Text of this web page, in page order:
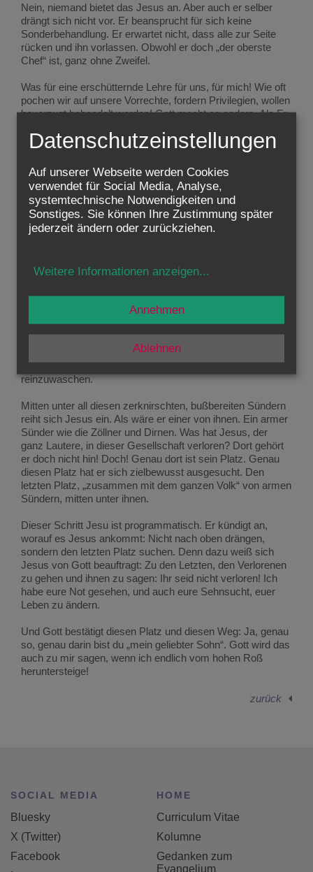
Nein, niemand bietet das Jesus an. Aber auch er selber
drängt sich nicht vor. Er beansprucht für sich keine
Sonderbehandlung. Er erwartet nicht, dass alle zur Seite
rücken und ihn vorlassen. Obwohl er doch „der oberste
Chef“ ist, ganz ohne Zweifel.
Was für eine erschütternde Lehre für uns, für mich! Wie oft
pochen wir auf unsere Vorrechte, fordern Privilegien, wollen
bevorzugt behandelt werden! Gott macht es anders. Als Er
in Menschengestalt, nicht als Kaiser oder König, als Star
oder Machthaber, sondern wirklich als einer von uns ist Er
gekommen. Und hat so unter uns gelebt.
Für mich ist dieses „zusammen mit dem ganzen Volk“ eine
gewaltige Ansage: Jesus will nicht abgesondert vom Volk in
der „Sonderklasse“ leben (und sterben). Er kam wirklich
ganz zu uns.
dass Jesus sich offensichtlich ganz bewusst mitten unter
wegen Zahnweh oder um einen tollen Guru zu sehen. Sie
kamen, weil Johannes sie mit seinen Worten so aufgerüttelt
und erschüttert hatte, dass sie scharenweise zu ihm
Die Leute bekannten ihre Sünden und Johannes tauchte sie
in den Jordan, um sie symbolisch von ihren Sünden
reinzuwaschen.
Mitten unter all diesen zerknirschten, bußbereiten Sündern
reiht sich Jesus ein. Als wäre er einer von ihnen. Ein armer
Sünder wie die Zöllner und Dirnen. Was hat Jesus, der
ganz Lautere, in dieser Gesellschaft verloren? Dort gehört
er doch nicht hin! Doch! Genau dort ist sein Platz. Genau
diesen Platz hat er sich zielbewusst ausgesucht. Den
letzten Platz, „zusammen mit dem ganzen Volk“ von armen
Sündern, mitten unter ihnen.
Dieser Schritt Jesu ist programmatisch. Er kündigt an,
worauf es Jesus ankommt: Nicht nach oben drängen,
sondern den letzten Platz suchen. Denn dazu weiß sich
Jesus von Gott beauftragt: Zu den Letzten, den Verlorenen
zu gehen und ihnen zu sagen: Ihr seid nicht verloren! Ich
habe eure Not gesehen, und auch eure Sehnsucht, euer
Leben zu ändern.
Und Gott bestätigt diesen Platz und diesen Weg: Ja, genau
so, genau darin bist du „mein geliebter Sohn“. Gott wird das
auch zu mir sagen, wenn ich endlich vom hohen Roß
heruntersteige!
zurück
SOCIAL MEDIA
Bluesky
X (Twitter)
Facebook
HOME
Curriculum Vitae
Kolumne
Gedanken zum
Evangelium
Datenschutzeinstellungen
Auf unserer Webseite werden Cookies
verwendet für Social Media, Analyse,
systemtechnische Notwendigkeiten und
Sonstiges. Sie können Ihre Zustimmung später
jederzeit ändern oder zurückziehen.
Weitere Informationen anzeigen...
Ablehnen
Annehmen